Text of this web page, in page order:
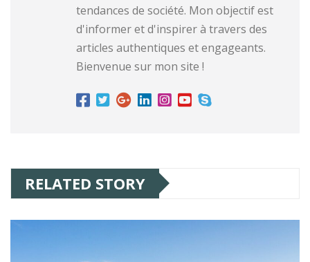
tendances de société. Mon objectif est
d'informer et d'inspirer à travers des
articles authentiques et engageants.
Bienvenue sur mon site !
RELATED STORY